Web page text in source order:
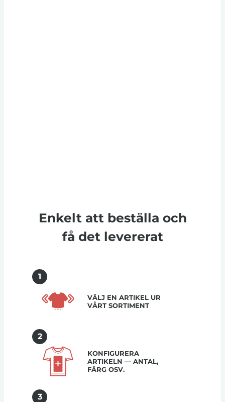
Enkelt att beställa och
få det levererat
1
VÄLJ EN ARTIKEL UR
VÅRT SORTIMENT
2
KONFIGURERA
ARTIKELN — ANTAL,
FÄRG OSV.
3